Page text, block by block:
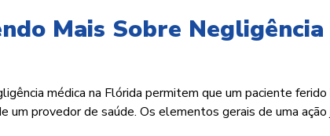
Mais Sobre
médica na Flórida permitem que um paciente
um provedor de saúde. Os elementos gerais de uma